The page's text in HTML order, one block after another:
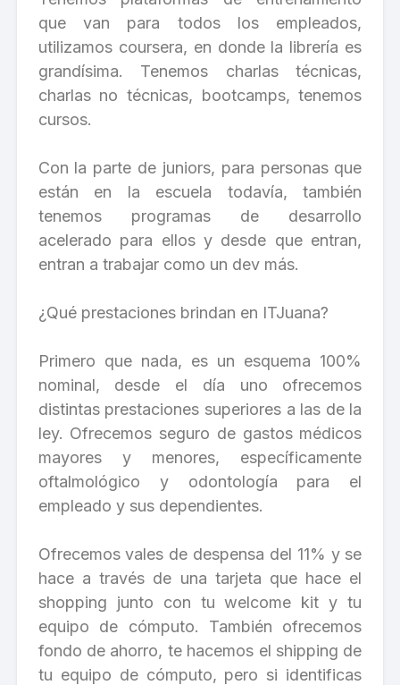
que van para todos los empleados,
utilizamos coursera, en donde la librería es
grandísima. Tenemos charlas técnicas,
charlas no técnicas, bootcamps, tenemos
cursos.
Con la parte de juniors, para personas que
están en la escuela todavía, también
tenemos programas de desarrollo
acelerado para ellos y desde que entran,
entran a trabajar como un dev más.
¿Qué prestaciones brindan en ITJuana?
Primero que nada, es un esquema 100%
nominal, desde el día uno ofrecemos
distintas prestaciones superiores a las de la
ley. Ofrecemos seguro de gastos médicos
mayores y menores, específicamente
oftalmológico y odontología para el
empleado y sus dependientes.
Ofrecemos vales de despensa del 11% y se
hace a través de una tarjeta que hace el
shopping junto con tu welcome kit y tu
equipo de cómputo. También ofrecemos
fondo de ahorro, te hacemos el shipping de
tu equipo de cómputo, pero si identificas